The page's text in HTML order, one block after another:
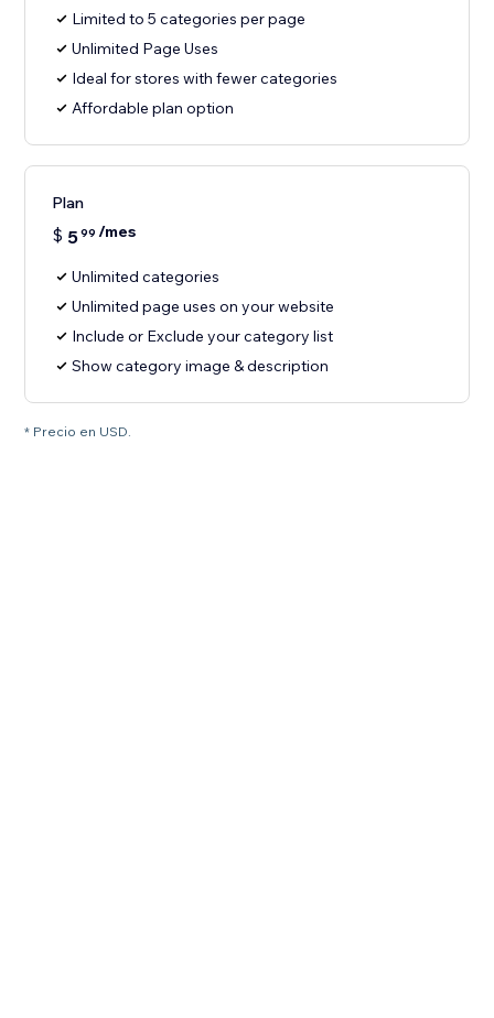
Limited to 5 categories per page
Unlimited Page Uses
Ideal for stores with fewer categories
Affordable plan option
Plan
$ 599 /mes
Unlimited categories
Unlimited page uses on your website
Include or Exclude your category list
Show category image & description
* Precio en USD.